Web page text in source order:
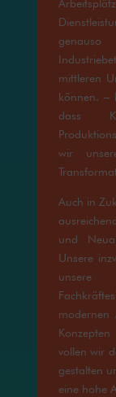
mittleren
können. –
dass
wir
Auch in
und
Unsere
modernen
vollen wir
gestalten
eine hohe